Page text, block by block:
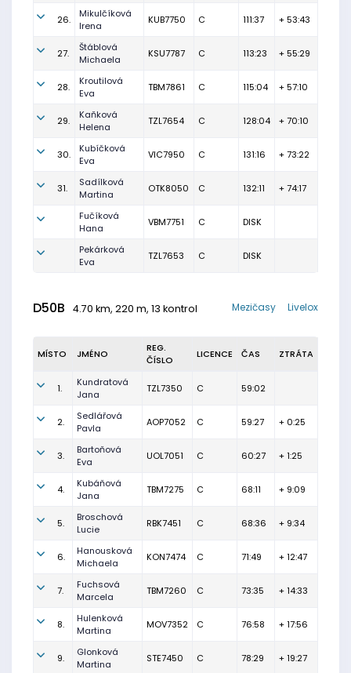
26.
Mikulčíková
Irena
KUB7750 C 111:37 + 53:43
27.
Štáblová
Michaela
KSU7787 C 113:23 + 55:29
28.
Kroutilová
Eva
TBM7861 C 115:04 + 57:10
29.
Kaňková
Helena
TZL7654 C 128:04 + 70:10
30.
Kubíčková
Eva
VIC7950 C 131:16 + 73:22
31.
Sadílková
Martina
OTK8050 C 132:11 + 74:17
Fučíková
Hana
VBM7751 C DISK
Pekárková
Eva
TZL7653 C DISK
D50B 4.70 km, 220 m, 13 kontrol Livelox
Mezičasy
MÍSTO JMÉNO
REG.
ČÍSLO
LICENCE ČAS ZTRÁTA
1.
Kundratová
Jana
TZL7350 C 59:02
2.
Sedlářová
Pavla
AOP7052 C 59:27 + 0:25
3.
Bartoňová
Eva
UOL7051 C 60:27 + 1:25
4.
Kubáňová
Jana
TBM7275 C 68:11 + 9:09
5.
Broschová
Lucie
RBK7451 C 68:36 + 9:34
6.
Hanousková
Michaela
KON7474 C 71:49 + 12:47
7.
Fuchsová
Marcela
TBM7260 C 73:35 + 14:33
8.
Hulenková
Martina
MOV7352 C 76:58 + 17:56
9.
Glonková
Martina
STE7450 C 78:29 + 19:27